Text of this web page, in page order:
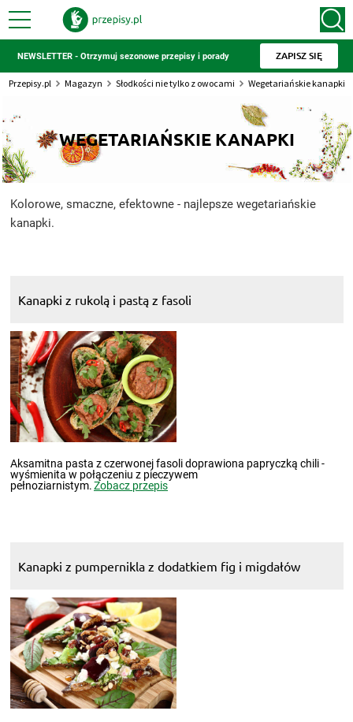
NEWSLETTER - Otrzymuj sezonowe przepisy i porady ZAPISZ SIĘ
Przepisy.pl Magazyn Słodkości nie tylko z owocami Wegetariańskie kanapki
WEGETARIAŃSKIE KANAPKI
Kolorowe, smaczne, efektowne - najlepsze wegetariańskie
kanapki.
Kanapki z rukolą i pastą z fasoli
Aksamitna pasta z czerwonej fasoli doprawiona papryczką chili -
wyśmienita w połączeniu z pieczywem
pełnoziarnistym.Zobacz przepis
Kanapki z pumpernikla z dodatkiem fig i migdałów